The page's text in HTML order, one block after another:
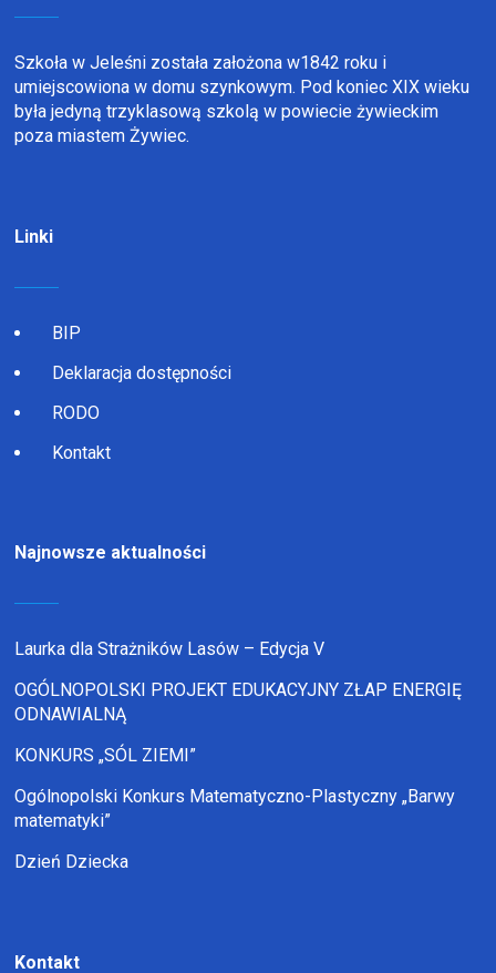
Szkoła w Jeleśni została założona w1842 roku i
umiejscowiona w domu szynkowym. Pod koniec XIX wieku
była jedyną trzyklasową szkolą w powiecie żywieckim
poza miastem Żywiec.
Linki
BIP
Deklaracja dostępności
RODO
Kontakt
Najnowsze aktualności
Laurka dla Strażników Lasów – Edycja V
OGÓLNOPOLSKI PROJEKT EDUKACYJNY ZŁAP ENERGIĘ
ODNAWIALNĄ
KONKURS „SÓL ZIEMI”
Ogólnopolski Konkurs Matematyczno-Plastyczny „Barwy
matematyki”
Dzień Dziecka
Kontakt